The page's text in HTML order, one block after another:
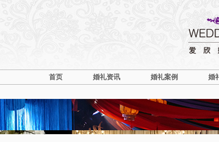
首页 婚礼资讯 婚礼案例 婚